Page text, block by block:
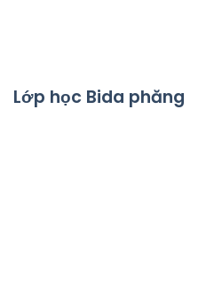
Lớp học Bida phăng